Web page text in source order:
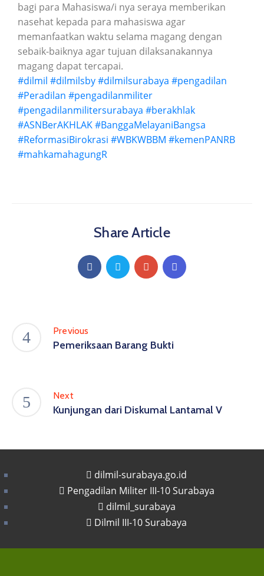
bagi para Mahasiswa/i nya seraya memberikan
nasehat kepada para mahasiswa agar
memanfaatkan waktu selama magang dengan
sebaik-baiknya agar tujuan dilaksanakannya
magang dapat tercapai.
#dilmil #dilmilsby#dilmilsurabaya #pengadilan
#Peradilan #pengadilanmiliter
#pengadilanmilitersurabaya #berakhlak
#ASNBerAKHLAK#BanggaMelayaniBangsa
#ReformasiBirokrasi #WBKWBBM #kemenPANRB
#mahkamahagungR
Share Article
Previous
Pemeriksaan Barang Bukti
Next
Kunjungan dari Diskumal Lantamal V
dilmil-surabaya.go.id
Pengadilan Militer III-10 Surabaya
dilmil_surabaya
Dilmil III-10 Surabaya